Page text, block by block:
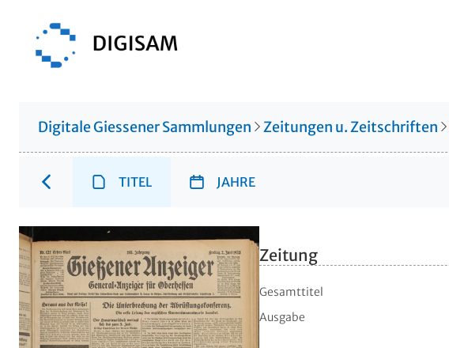
Digitale Giessener Sammlungen Zeitungen u. Zeitschriften
TITEL JAHRE
Zeitung
Gesamttitel
Ausgabe